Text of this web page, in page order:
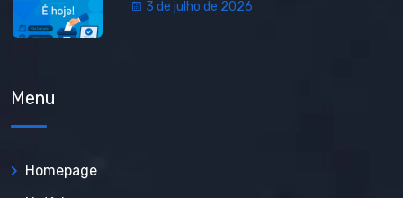
3 de julho de 2026
Menu
Homepage